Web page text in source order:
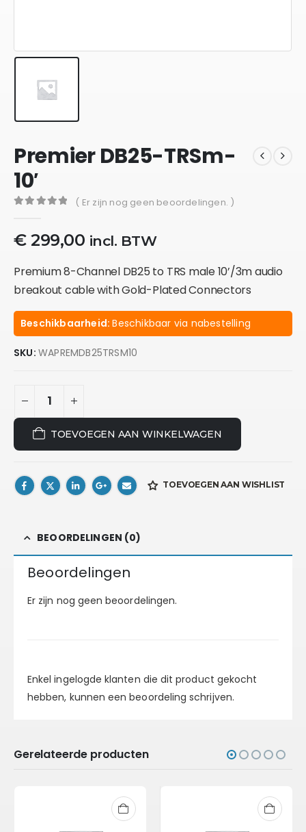
Premier DB25-TRSm-
10′
( Er zijn nog geen beoordelingen. )
€299,00 incl. BTW
Premium 8-Channel DB25 to TRS male 10’/3m audio
breakout cable with Gold-Plated Connectors
Beschikbaarheid:Beschikbaar via nabestelling
SKU: WAPREMDB25TRSM10
TOEVOEGEN AAN WINKELWAGEN
TOEVOEGEN AAN WISHLIST
BEOORDELINGEN (0)
Beoordelingen
Er zijn nog geen beoordelingen.
Enkel ingelogde klanten die dit product gekocht
hebben, kunnen een beoordeling schrijven.
Gerelateerde producten